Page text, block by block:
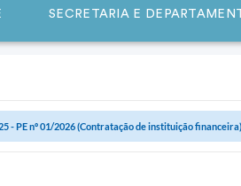
SECRETARIA E
- PE nº 01/2026 (Contratação de instituição financeira)